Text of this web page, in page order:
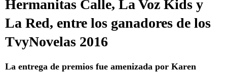
Hermanitas Calle, La Voz Kids y
La Red, entre los ganadores de los
TvyNovelas 2016
La entrega de premios fue amenizada por Karen